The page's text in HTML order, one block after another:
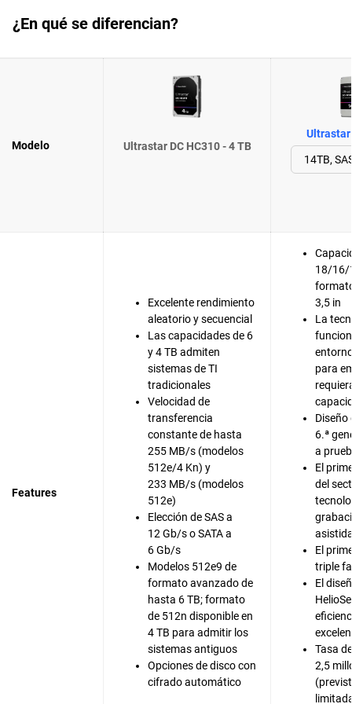
¿En qué se diferencian?
Modelo Ultrastar DC HC310 - 4 TB
Ultrastar
Features
Excelente rendimiento
aleatorio y secuencial
Las capacidades de 6
y 4 TB admiten
sistemas de TI
tradicionales
Velocidad de
transferencia
constante de hasta
255 MB/s (modelos
512e/4 Kn) y
233 MB/s (modelos
512e)
Elección de SAS a
12 Gb/s o SATA a
6 Gb/s
Modelos 512e9 de
formato avanzado de
hasta 6 TB; formato
de 512n disponible en
4 TB para admitir los
sistemas antiguos
Opciones de disco con
cifrado automático
18/16/
3,5 in
La
para
Diseño
6.ª
a
El
del
El
triple
El
Tasa
2,5